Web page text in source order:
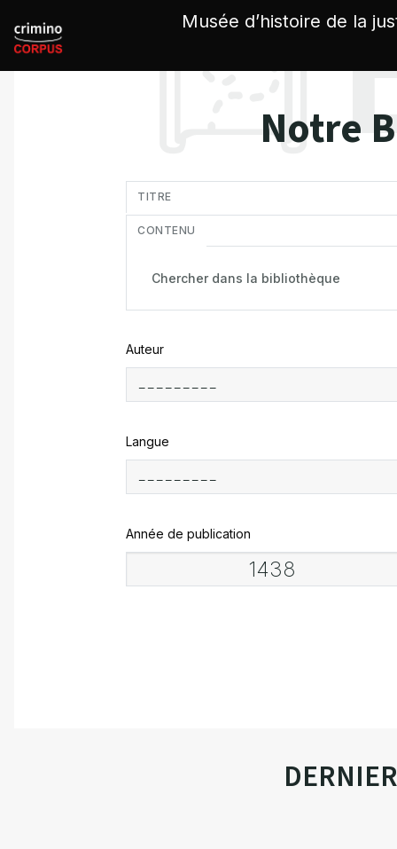
Musée d’histoire de la
Notre
TITRE
CONTENU
Auteur
Langue
Année de publication
Panneau de gestion des cookies